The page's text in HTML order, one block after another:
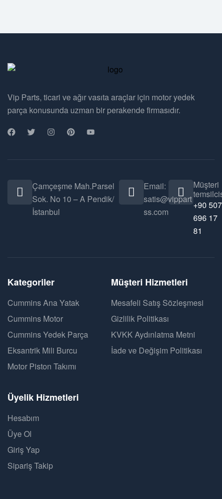
Vip Parts, ticari ve ağır vasıta araçlar için motor yedek
parça konusunda uzman bir perakende firmasıdır.
Çamçeşme Mah.Parsel
Sok. No 10 – A Pendik/
İstanbul
Email:
satis@vippart
ss.com
Müşteri
+90 507
696 17
81
Kategoriler
Cummins Ana Yatak
Cummins Motor
Cummins Yedek Parça
Eksantrik Mili Burcu
Motor Piston Takımı
Müşteri Hizmetleri
Mesafeli Satış Sözleşmesi
Gizlilik Politikası
KVKK Aydınlatma Metni
İade ve Değişim Politikası
Üyelik Hizmetleri
Hesabım
Üye Ol
Giriş Yap
Sipariş Takip